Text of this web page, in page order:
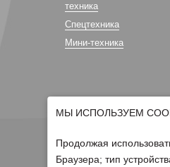
техника
Спецтехника
Мини-техника
МЫ ИСПОЛЬЗУЕМ
Продолжая
Браузера; тип